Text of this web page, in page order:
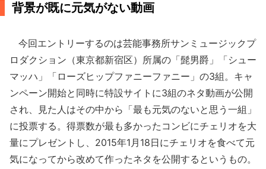
背景が既に元気がない動画
今回エントリーするのは芸能事務所サンミュージックプ
ロダクション（東京都新宿区）所属の「髭男爵」「シュー
マッハ」「ローズヒップファニーファニー」の3組。キャ
ンペーン開始と同時に特設サイトに3組のネタ動画が公開
され、見た人はその中から「最も元気のないと思う一組」
に投票する。得票数が最も多かったコンビにチェリオを大
量にプレゼントし、2015年1月18日にチェリオを食べて元
気になってから改めて作ったネタを公開するというもの。